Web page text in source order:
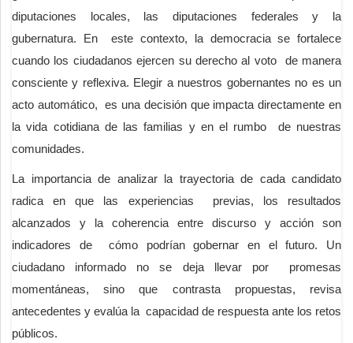
diputaciones locales, las diputaciones federales y la
gubernatura. En este contexto, la democracia se fortalece
cuando los ciudadanos ejercen su derecho al voto de manera
consciente y reflexiva. Elegir a nuestros gobernantes no es un
acto automático, es una decisión que impacta directamente en
la vida cotidiana de las familias y en el rumbo de nuestras
comunidades.
La importancia de analizar la trayectoria de cada candidato
radica en que las experiencias previas, los resultados
alcanzados y la coherencia entre discurso y acción son
indicadores de cómo podrían gobernar en el futuro. Un
ciudadano informado no se deja llevar por promesas
momentáneas, sino que contrasta propuestas, revisa
antecedentes y evalúa la capacidad de respuesta ante los retos
públicos.